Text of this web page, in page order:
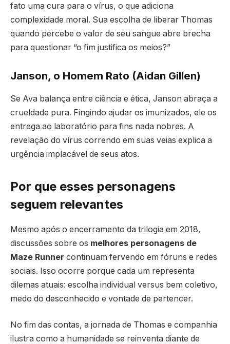
fato uma cura para o vírus, o que adiciona
complexidade moral. Sua escolha de liberar Thomas
quando percebe o valor de seu sangue abre brecha
para questionar “o fim justifica os meios?”
Janson, o Homem Rato (Aidan Gillen)
Se Ava balança entre ciência e ética, Janson abraça a
crueldade pura. Fingindo ajudar os imunizados, ele os
entrega ao laboratório para fins nada nobres. A
revelação do vírus correndo em suas veias explica a
urgência implacável de seus atos.
Por que esses personagens
seguem relevantes
Mesmo após o encerramento da trilogia em 2018,
discussões sobre os melhores personagens de
Maze Runner continuam fervendo em fóruns e redes
sociais. Isso ocorre porque cada um representa
dilemas atuais: escolha individual versus bem coletivo,
medo do desconhecido e vontade de pertencer.
No fim das contas, a jornada de Thomas e companhia
ilustra como a humanidade se reinventa diante de